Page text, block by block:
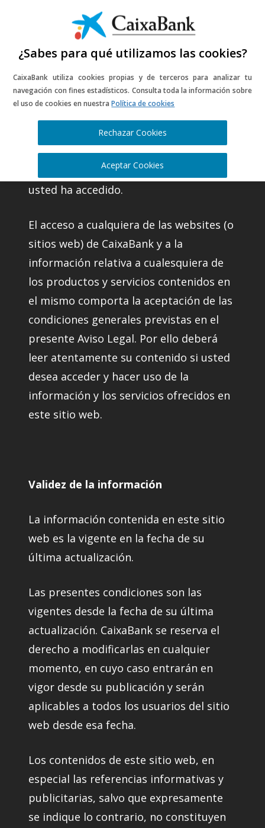
¿Sabes para qué utilizamos las cookies?
CaixaBank utiliza cookies propias y de terceros para analizar tu
navegación con fines estadísticos. Consulta toda la información sobre
el uso de cookies en nuestraPolítica de cookies
Rechazar Cookies
Aceptar Cookies
Información legal
del portal web
CaixaBank, S.A. (en adelante CaixaBank)
es la entidad titular del website al que
usted ha accedido.
El acceso a cualquiera de las websites (o
sitios web) de CaixaBank y a la
información relativa a cualesquiera de
los productos y servicios contenidos en
el mismo comporta la aceptación de las
condiciones generales previstas en el
presente Aviso Legal. Por ello deberá
leer atentamente su contenido si usted
desea acceder y hacer uso de la
información y los servicios ofrecidos en
este sitio web.
Validez de la información
La información contenida en este sitio
web es la vigente en la fecha de su
última actualización.
Las presentes condiciones son las
vigentes desde la fecha de su última
actualización. CaixaBank se reserva el
derecho a modificarlas en cualquier
momento, en cuyo caso entrarán en
vigor desde su publicación y serán
aplicables a todos los usuarios del sitio
web desde esa fecha.
Los contenidos de este sitio web, en
especial las referencias informativas y
publicitarias, salvo que expresamente
se indique lo contrario, no constituyen